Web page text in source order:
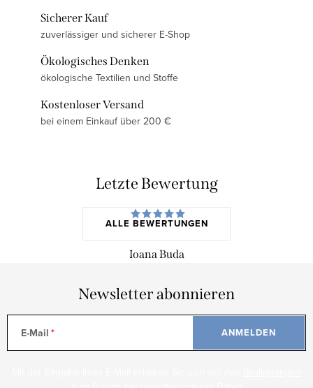
Sicherer Kauf
zuverlässiger und sicherer E-Shop
Ökologisches Denken
ökologische Textilien und Stoffe
Kostenloser Versand
bei einem Einkauf über 200 €
Letzte Bewertung
ALLE BEWERTUNGEN
Ioana Buda
Newsletter abonnieren
E-Mail ANMELDEN